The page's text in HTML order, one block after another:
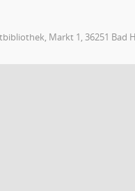
Markt 1, 36251 Bad